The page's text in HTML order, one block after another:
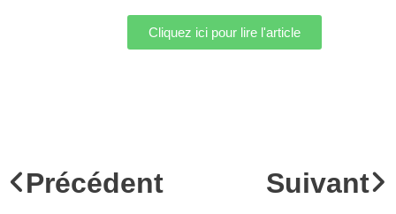
Cliquez ici pour lire l'article
Précédent Suivant